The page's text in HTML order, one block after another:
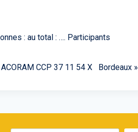
: au total : …. Participants
CCP 37 11 54 X Bordeaux »